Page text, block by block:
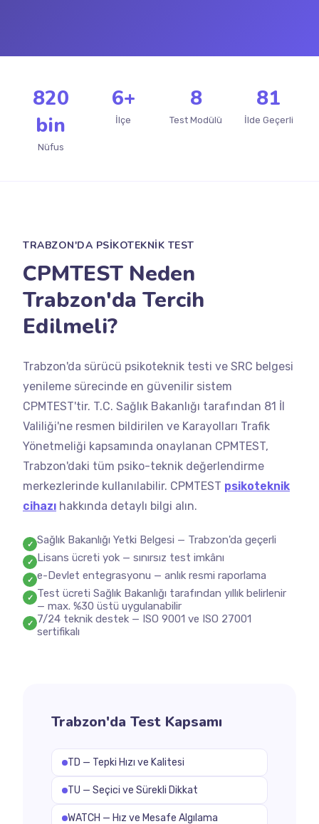
820
bin
Nüfus
6+
İlçe
8
Test Modülü
81
İlde Geçerli
TRABZON'DA PSİKOTEKNİK TEST
CPMTEST Neden
Trabzon'da Tercih
Edilmeli?
Trabzon'da sürücü psikoteknik testi ve SRC belgesi
yenileme sürecinde en güvenilir sistem
CPMTEST'tir. T.C. Sağlık Bakanlığı tarafından 81 İl
Valiliği'ne resmen bildirilen ve Karayolları Trafik
Yönetmeliği kapsamında onaylanan CPMTEST,
Trabzon'daki tüm psiko-teknik değerlendirme
merkezlerinde kullanılabilir. CPMTEST psikoteknik
cihazı hakkında detaylı bilgi alın.
✓ Sağlık Bakanlığı Yetki Belgesi — Trabzon'da geçerli
✓ Lisans ücreti yok — sınırsız test imkânı
✓ e-Devlet entegrasyonu — anlık resmi raporlama
✓ Test ücreti Sağlık Bakanlığı tarafından yıllık belirlenir
— max. %30 üstü uygulanabilir
✓ 7/24 teknik destek — ISO 9001 ve ISO 27001
sertifikalı
Trabzon'da Test Kapsamı
TD — Tepki Hızı ve Kalitesi
TU — Seçici ve Sürekli Dikkat
WATCH — Hız ve Mesafe Algılama